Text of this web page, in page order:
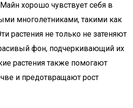
хорошо чувствует себя в
многолетниками, такими как
растения не только не затеняют
фон, подчеркивающий их
растения также помогают
и предотвращают рост